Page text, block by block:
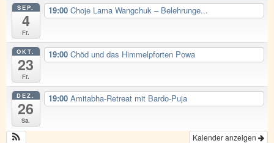
SEP.
4
Fr.
19:00 Choje Lama Wangchuk – Belehrunge...
OKT.
23
Fr.
19:00 Chöd und das Himmelpforten Powa
DEZ.
26
Sa.
19:00 Amitabha-Retreat mit Bardo-Puja
Kalender anzeigen